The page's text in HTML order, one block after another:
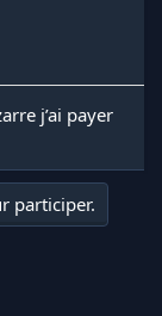
j’ai payer
participer.